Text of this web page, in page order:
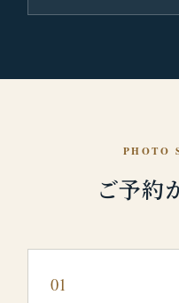
PHOTO
ご予約
01